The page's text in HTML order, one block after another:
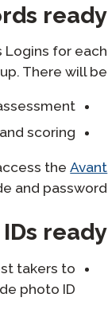
ready
for each
There will be:
scoring.
theAvant
and password.
ready
takers to
photo ID.